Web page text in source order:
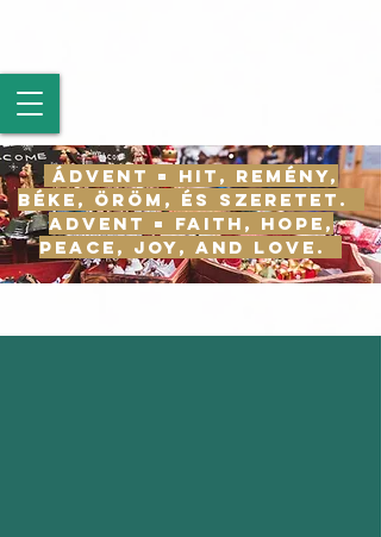
Ádvent = Hit, Remény,
béke, öröm, és szeretet.
Advent = Faith, Hope,
Peace, Joy, and Love.